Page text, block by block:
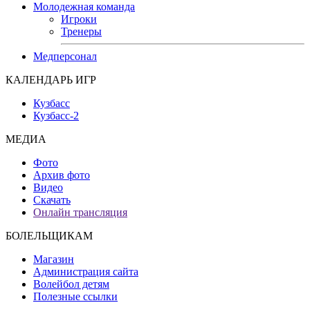
Молодежная команда
Игроки
Тренеры
Медперсонал
КАЛЕНДАРЬ ИГР
Кузбасс
Кузбасс-2
МЕДИА
Фото
Архив фото
Видео
Скачать
Онлайн трансляция
БОЛЕЛЬЩИКАМ
Магазин
Администрация сайта
Волейбол детям
Полезные ссылки